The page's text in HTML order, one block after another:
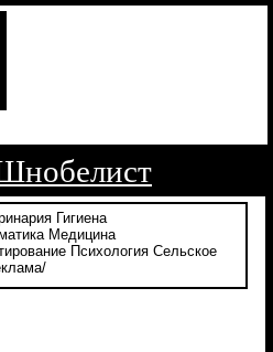
Гигиена
Медицина
Психология Сельское